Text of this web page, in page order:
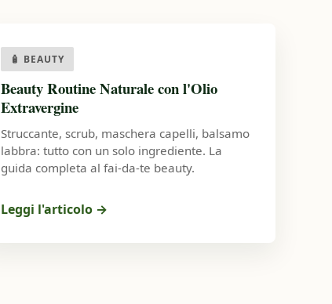
🧴 BEAUTY
Beauty Routine Naturale con l'Olio
Extravergine
Struccante, scrub, maschera capelli, balsamo
labbra: tutto con un solo ingrediente. La
guida completa al fai-da-te beauty.
Leggi l'articolo →